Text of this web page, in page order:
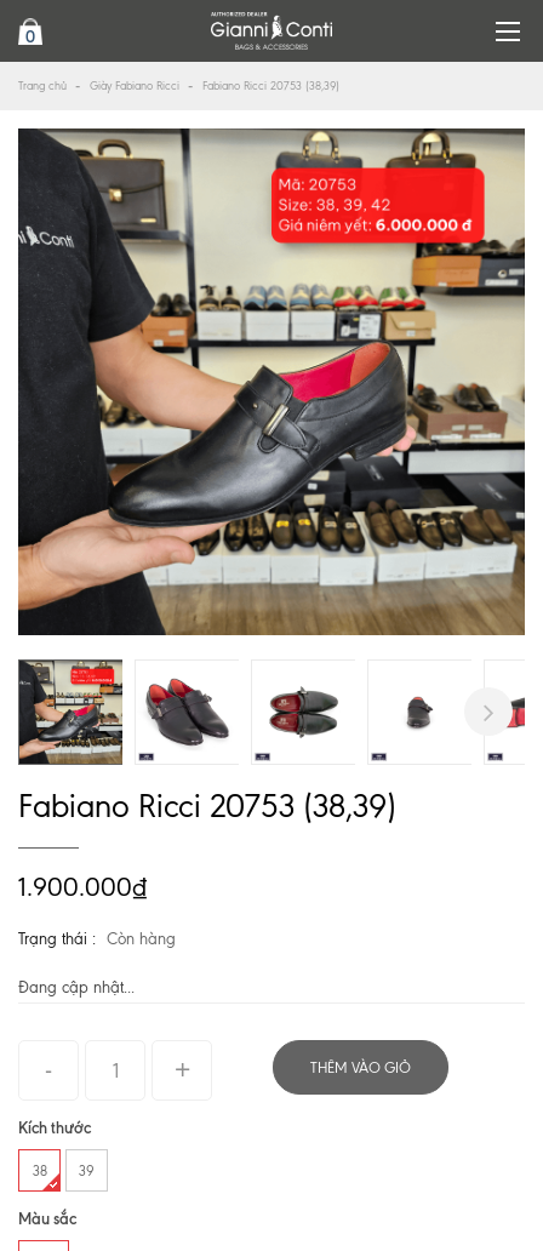
0
Trang chủ Giày Fabiano Ricci Fabiano Ricci 20753 (38,39)
Next
Fabiano Ricci 20753 (38,39)
1.900.000₫
Trạng thái : Còn hàng
Đang cập nhật...
Kích thước
38 39
Màu sắc
THÊM VÀO GIỎ